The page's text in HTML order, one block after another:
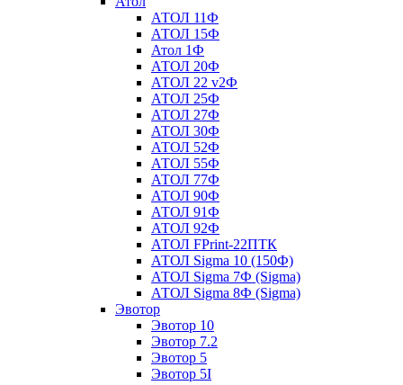
АТОЛ 11Ф
АТОЛ 15Ф
Атол 1Ф
АТОЛ 20Ф
АТОЛ 22 v2Ф
АТОЛ 25Ф
АТОЛ 27Ф
АТОЛ 30Ф
АТОЛ 52Ф
АТОЛ 55Ф
АТОЛ 77Ф
АТОЛ 90Ф
АТОЛ 91Ф
АТОЛ 92Ф
АТОЛ FPrint-22ПТК
АТОЛ Sigma 10 (150Ф)
АТОЛ Sigma 7Ф (Sigma)
АТОЛ Sigma 8Ф (Sigma)
Эвотор
Эвотор 10
Эвотор 7.2
Эвотор 5
Эвотор 5I